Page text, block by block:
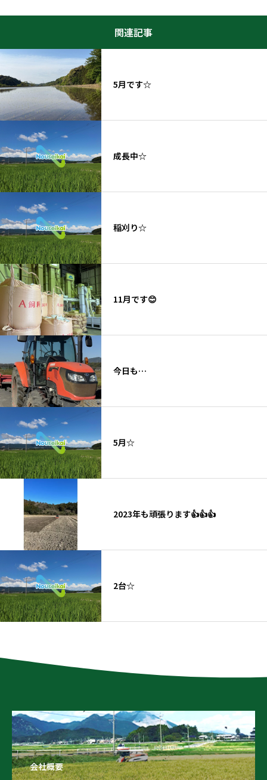
関連記事
5月です☆
成長中☆
稲刈り☆
11月です😊
今日も…
5月☆
2023年も頑張ります👍👍👍
2台☆
会社概要